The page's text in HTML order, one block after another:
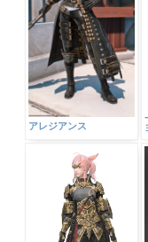
アレジアンス